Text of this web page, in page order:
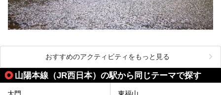
おすすめのアクティビティをもっと見る
山陽本線（JR西日本）の駅から同じテーマで探す